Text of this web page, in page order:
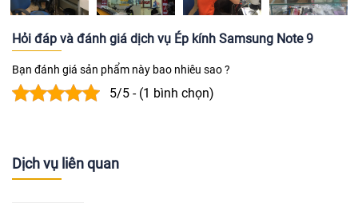
Hỏi đáp và đánh giá dịch vụ Ép kính Samsung Note 9
Bạn đánh giá sản phẩm này bao nhiêu sao ?
5/5 - (1 bình chọn)
Dịch vụ liên quan